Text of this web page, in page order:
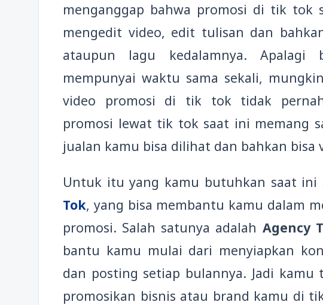
menganggap bahwa promosi di tik tok
mengedit video, edit tulisan dan
ataupun lagu kedalamnya.
mempunyai waktu sama sekali,
video promosi di tik tok tidak
promosi lewat tik tok saat ini memang
jualan kamu bisa dilihat dan bahkan
Untuk itu yang kamu butuhkan saat ini
Tok, yang bisa membantu kamu dalam
promosi. Salah satunya adalah Agency
bantu kamu mulai dari menyiapkan
dan posting setiap bulannya. Jadi
promosikan bisnis atau brand kamu di